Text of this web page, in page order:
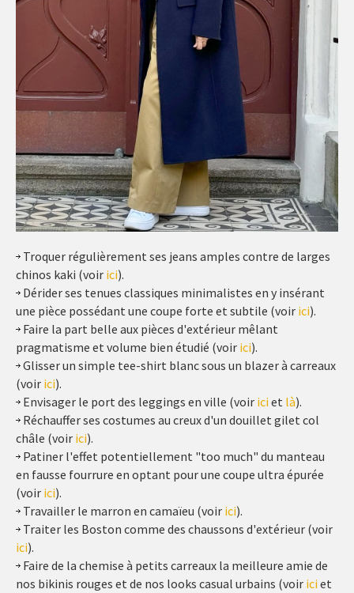
Troquer régulièrement ses jeans amples contre de larges
chinos kaki (voir ici).
Dérider ses tenues classiques minimalistes en y insérant
une pièce possédant une coupe forte et subtile (voir ici).
Faire la part belle aux pièces d'extérieur mêlant
pragmatisme et volume bien étudié (voir ici).
Glisser un simple tee-shirt blanc sous un blazer à carreaux
(voir ici).
Envisager le port des leggings en ville (voir ici et là).
Réchauffer ses costumes au creux d'un douillet gilet col
châle (voir ici).
Patiner l'effet potentiellement "too much" du manteau
en fausse fourrure en optant pour une coupe ultra épurée
(voir ici).
Travailler le marron en camaïeu (voir ici).
Traiter les Boston comme des chaussons d'extérieur (voir
ici).
Faire de la chemise à petits carreaux la meilleure amie de
nos bikinis rouges et de nos looks casual urbains (voir ici et